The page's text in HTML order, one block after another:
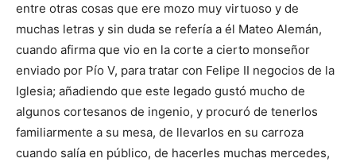
entre otras cosas que ere mozo muy virtuoso y de
muchas letras y sin duda se refería a él Mateo Alemán,
cuando afirma que vio en la corte a cierto monseñor
enviado por Pío V, para tratar con Felipe II negocios de la
Iglesia; añadiendo que este legado gustó mucho de
algunos cortesanos de ingenio, y procuró de tenerlos
familiarmente a su mesa, de llevarlos en su carroza
cuando salía en público, de hacerles muchas mercedes,